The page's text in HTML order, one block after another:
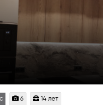
6 14 лет